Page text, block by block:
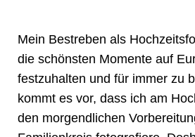
Mein Bestreben als
die schönsten Momente auf
festzuhalten und für immer zu
kommt es vor, dass ich am
den morgendlichen